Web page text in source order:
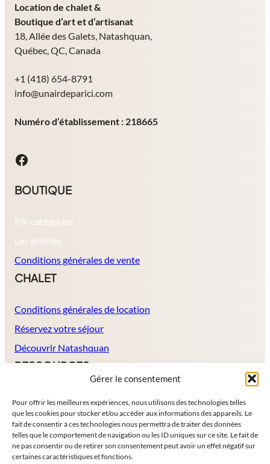
Gérer le consentement
Pour offrir les meilleures expériences, nous utilisons des technologies telles
que les cookies pour stocker et/ou accéder aux informations des appareils. Le
fait de consentir à ces technologies nous permettra de traiter des données
telles que le comportement de navigation ou les ID uniques sur ce site. Le fait de
ne pas consentir ou de retirer son consentement peut avoir un effet négatif sur
certaines caractéristiques et fonctions.
Location de chalet&
Boutique d’art et d’artisanat
18, Allée des Galets, Natashquan,
Québec, QC, Canada
+1 (418) 654-8791
info@unairdeparici.com
Numéro d’établissement : 218665
Facebook
BOUTIQUE
Par catégories
Les artistes
Conditions générales de vente
CHALET
Conditions générales de location
Réservez votre séjour
Découvrir Natashquan
RESSOURCES
À propos
Politique de protection de données
Mentions légales
Contact